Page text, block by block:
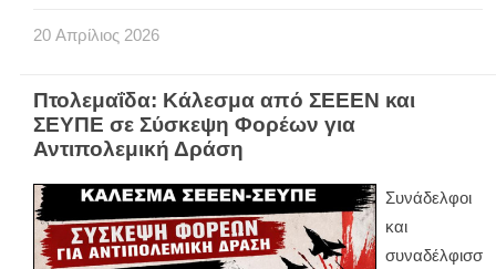
20 Απρίλιος 2026
Πτολεμαΐδα: Κάλεσμα από ΣΕΕΕΝ και
ΣΕΥΠΕ σε Σύσκεψη Φορέων για
Αντιπολεμική Δράση
Συνάδελφοι
και
συναδέλφισσ